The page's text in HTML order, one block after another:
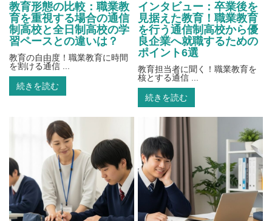
教育形態の比較：職業教
育を重視する場合の通信
制高校と全日制高校の学
習ペースとの違いは？
教育の自由度！職業教育に時間
を割ける通信 ...
続きを読む
インタビュー：卒業後を
見据えた教育！職業教育
を行う通信制高校から優
良企業へ就職するための
ポイント6選
教育担当者に聞く！職業教育を
核とする通信 ...
続きを読む